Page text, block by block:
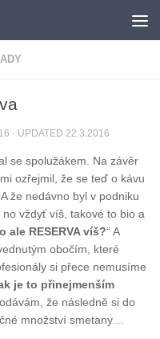
· UPDATED 22.3.2016
se spolužákem. Na závěr
ozřejmil, že se teď o kávu
že nedávno byl v podniku
vždyť víš, takové to bio a
ale RESERVA víš?“ A
obočím, které
si přece nemusíme
je to přinejmenším
že následně si do
množství smetany…